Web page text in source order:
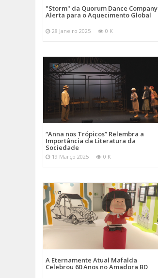
"Storm" da Quorum Dance Company
Alerta para o Aquecimento Global
28 Janeiro 2025 0 K
“Anna nos Trópicos” Relembra a
Importância da Literatura da
Sociedade
19 Março 2025 0 K
A Eternamente Atual Mafalda
Celebrou 60 Anos no Amadora BD